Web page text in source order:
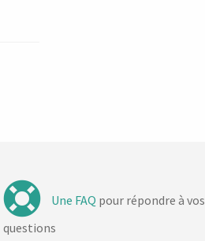
Une FAQ pour répondre à vos
questions